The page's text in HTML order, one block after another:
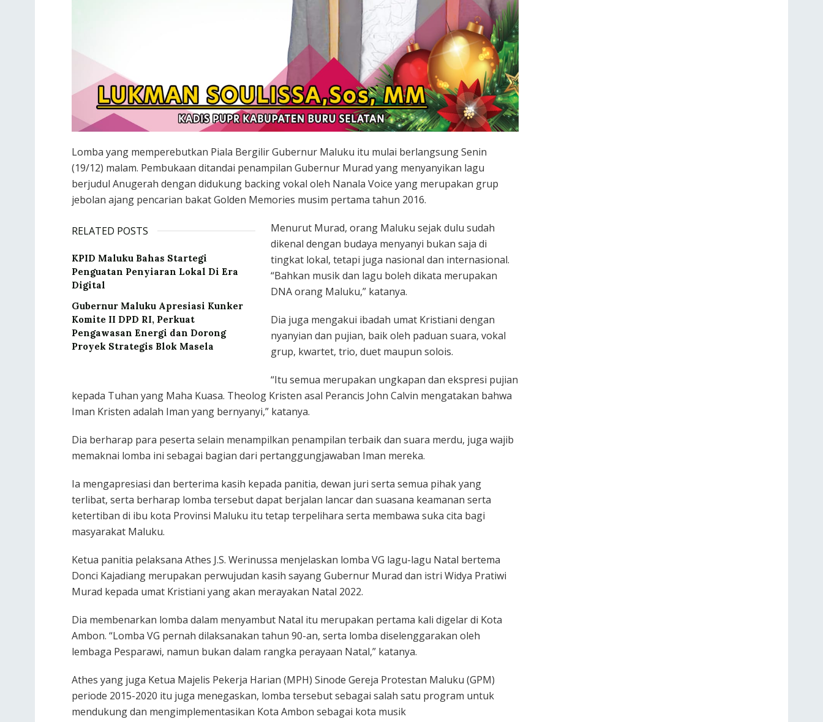
Lomba yang memperebutkan Piala Bergilir Gubernur Maluku itu mulai berlangsung Senin
(19/12) malam. Pembukaan ditandai penampilan Gubernur Murad yang menyanyikan lagu
berjudul Anugerah dengan didukung backing vokal oleh Nanala Voice yang merupakan grup
jebolan ajang pencarian bakat Golden Memories musim pertama tahun 2016.
RELATED POSTS
KPID Maluku Bahas Startegi
Penguatan Penyiaran Lokal Di Era
Digital
Gubernur Maluku Apresiasi Kunker
Komite II DPD RI, Perkuat
Pengawasan Energi dan Dorong
Proyek Strategis Blok Masela
Menurut Murad, orang Maluku sejak dulu sudah
dikenal dengan budaya menyanyi bukan saja di
tingkat lokal, tetapi juga nasional dan internasional.
“Bahkan musik dan lagu boleh dikata merupakan
DNA orang Maluku,” katanya.
Dia juga mengakui ibadah umat Kristiani dengan
nyanyian dan pujian, baik oleh paduan suara, vokal
grup, kwartet, trio, duet maupun solois.
“Itu semua merupakan ungkapan dan ekspresi pujian
kepada Tuhan yang Maha Kuasa. Theolog Kristen asal Perancis John Calvin mengatakan bahwa
Iman Kristen adalah Iman yang bernyanyi,” katanya.
Dia berharap para peserta selain menampilkan penampilan terbaik dan suara merdu, juga wajib
memaknai lomba ini sebagai bagian dari pertanggungjawaban Iman mereka.
Ia mengapresiasi dan berterima kasih kepada panitia, dewan juri serta semua pihak yang
terlibat, serta berharap lomba tersebut dapat berjalan lancar dan suasana keamanan serta
ketertiban di ibu kota Provinsi Maluku itu tetap terpelihara serta membawa suka cita bagi
masyarakat Maluku.
Ketua panitia pelaksana Athes J.S. Werinussa menjelaskan lomba VG lagu-lagu Natal bertema
Donci Kajadiang merupakan perwujudan kasih sayang Gubernur Murad dan istri Widya Pratiwi
Murad kepada umat Kristiani yang akan merayakan Natal 2022.
Dia membenarkan lomba dalam menyambut Natal itu merupakan pertama kali digelar di Kota
Ambon. “Lomba VG pernah dilaksanakan tahun 90-an, serta lomba diselenggarakan oleh
lembaga Pesparawi, namun bukan dalam rangka perayaan Natal,” katanya.
Athes yang juga Ketua Majelis Pekerja Harian (MPH) Sinode Gereja Protestan Maluku (GPM)
periode 2015-2020 itu juga menegaskan, lomba tersebut sebagai salah satu program untuk
mendukung dan mengimplementasikan Kota Ambon sebagai kota musik